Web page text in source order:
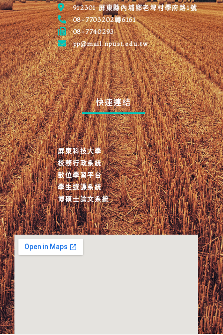
NPUST PM
912301 屏東縣內埔鄉老埤村學府路1號
08-7703202轉6161
08-7740293
pp@mail.npust.edu.tw
快速連結
屏東科技大學
校務行政系統
數位學習平台
學生選課系統
博碩士論文系統